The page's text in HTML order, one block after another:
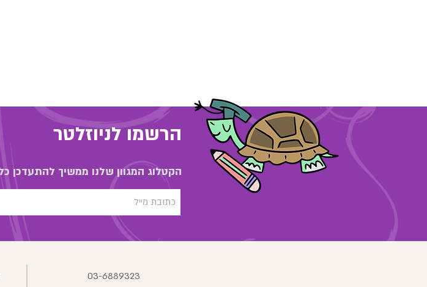
הרשמו לניוזלטר
הקטלוג המגוון שלנו ממשיך להתעדכן
03-6889323